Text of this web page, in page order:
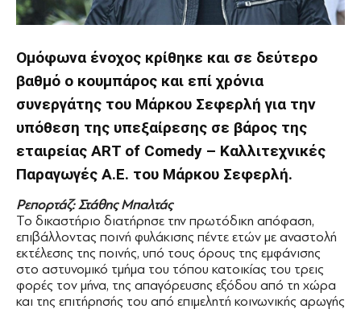
Ομόφωνα ένοχος κρίθηκε και σε δεύτερο
βαθμό ο κουμπάρος και επί χρόνια
συνεργάτης του Μάρκου Σεφερλή για την
υπόθεση της υπεξαίρεσης σε βάρος της
εταιρείας ART of Comedy – Καλλιτεχνικές
Παραγωγές Α.Ε. του Μάρκου Σεφερλή.
Ρεπορτάζ: Στάθης Μπαλτάς
Το δικαστήριο διατήρησε την πρωτόδικη απόφαση,
επιβάλλοντας ποινή φυλάκισης πέντε ετών με αναστολή
εκτέλεσης της ποινής, υπό τους όρους της εμφάνισης
στο αστυνομικό τμήμα του τόπου κατοικίας του τρεις
φορές τον μήνα, της απαγόρευσης εξόδου από τη χώρα
και της επιτήρησής του από επιμελητή κοινωνικής αρωγής